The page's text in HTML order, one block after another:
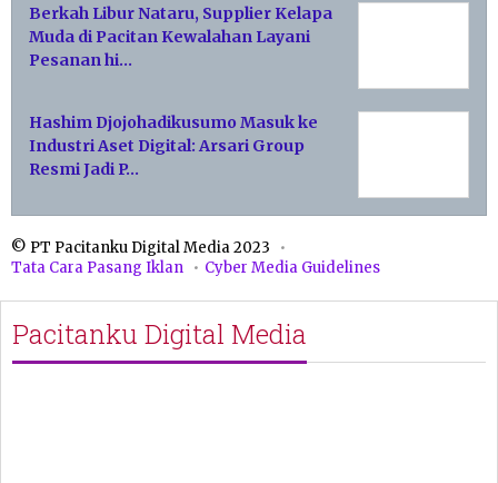
Berkah Libur Nataru, Supplier Kelapa
Muda di Pacitan Kewalahan Layani
Pesanan hi…
Hashim Djojohadikusumo Masuk ke
Industri Aset Digital: Arsari Group
Resmi Jadi P…
© PT Pacitanku Digital Media 2023
Tata Cara Pasang Iklan
Cyber Media Guidelines
Pacitanku Digital Media